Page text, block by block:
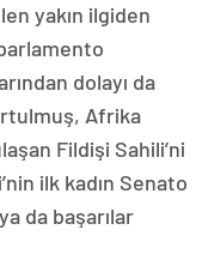
yakın ilgiden
dolayı da
Afrika
Fildişi Sahili’ni
ilk kadın Senato
da başarılar